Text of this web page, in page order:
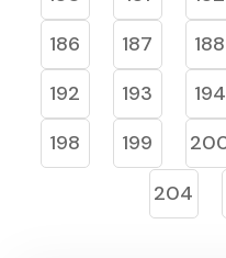
186
187 188
192
193 194
198
199
204